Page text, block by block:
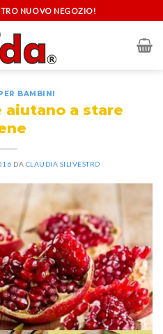
NUOVO NEGOZIO!
BAMBINI
a stare
DA CLAUDIA SILIVESTRO